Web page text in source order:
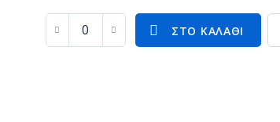
ΣΤΟ ΚΑΛΆΘΙ